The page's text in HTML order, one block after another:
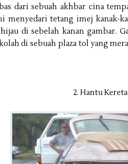
dari sebuah akhbar cina
menyedari tetang imej kanak-
di sebelah kanan gambar.
di sebuah plaza tol yang
2. Hantu